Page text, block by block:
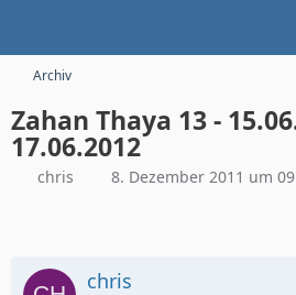
Archiv
Zahan Thaya 13 -
17.06.2012
chris 8. Dezember 2011 um
chris